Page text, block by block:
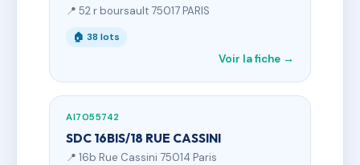
📍 52 r boursault 75017 PARIS
🏠 38 lots
Voir la fiche →
AI7055742
SDC 16BIS/18 RUE CASSINI
📍 16b Rue Cassini 75014 Paris